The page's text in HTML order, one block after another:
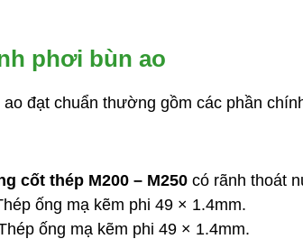
phơi bùn ao
đạt chuẩn thường gồm các phần
cốt thép M200 – M250 có rãnh thoát
ống mạ kẽm phi 49 × 1.4mm.
ống mạ kẽm phi 49 × 1.4mm.